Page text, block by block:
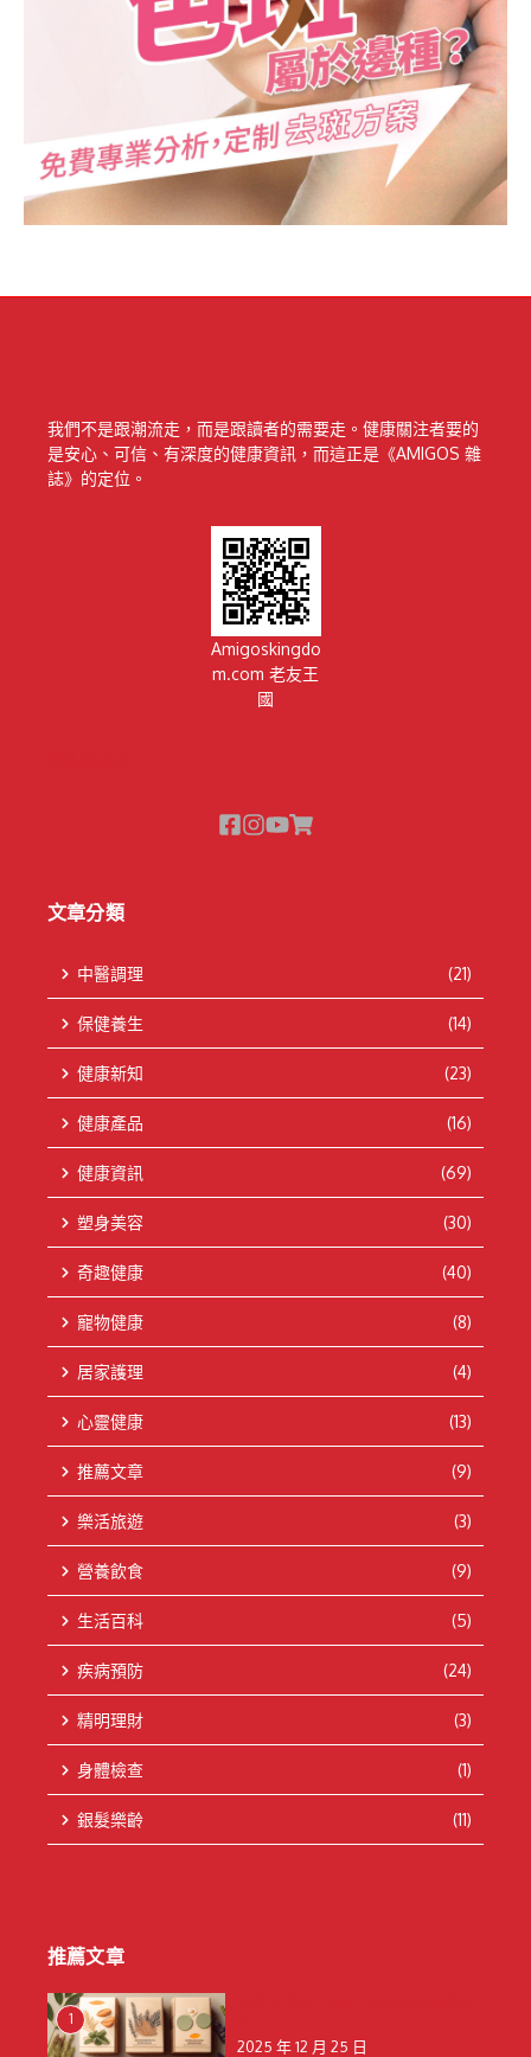
我們不是跟潮流走，而是跟讀者的需要走。健康關注者要的
是安心、可信、有深度的健康資訊，而這正是《AMIGOS 雜
誌》的定位。
Amigoskingdo
m.com 老友王
國
文章分類
中醫調理 (21)
保健養生 (14)
健康新知 (23)
健康產品 (16)
健康資訊 (69)
塑身美容 (30)
奇趣健康 (40)
寵物健康 (8)
居家護理 (4)
心靈健康 (13)
推薦文章 (9)
樂活旅遊 (3)
營養飲食 (9)
生活百科 (5)
疾病預防 (24)
精明理財 (3)
身體檢查 (1)
銀髮樂齡 (11)
推薦文章
1
2025 年 12 月 25 日